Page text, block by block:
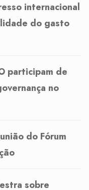
internacional
do gasto
participam de
no
do Fórum
sobre